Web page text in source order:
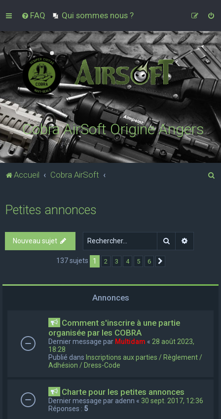
FAQ Qui sommes nous ?
Cobra AirSoft Origine Angers
Accueil Cobra AirSoft
e
Petites annonces
Nouveau sujet Rechercher
137 sujets 1 2 3 4 5 6
Annonces
Comment s'inscrire à une partie
organisée par les COBRA
Dernier message par Multidam « 28 août 2023,
18:28
Publié dans Inscriptions aux parties / Règlement /
Adhésion / Dress-Code
Charte pour les petites annonces
Dernier message par adenn « 30 sept. 2017, 12:36
Réponses : 5